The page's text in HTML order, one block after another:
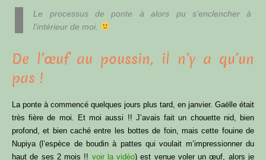
Le processus de ponte à alors pu s’enclencher à
l’intérieur de moi.
De l’œuf au poussin, il n’y a qu’un
pas !
La ponte à commencé quelques jours plus tard, en janvier. Gaëlle était
très fière de moi. Et moi aussi !! J’avais fait un chouette nid, bien
profond, et bien caché entre les bottes de foin, mais cette fouine de
Nupiya (l’espèce de boudin à pattes qui voulait m’impressionner du
haut de ses 2 mois !! voir la vidéo) est venue voler un œuf, alors je